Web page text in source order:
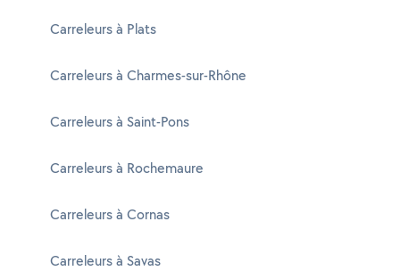
Carreleurs à Plats
Carreleurs à Charmes-sur-Rhône
Carreleurs à Saint-Pons
Carreleurs à Rochemaure
Carreleurs à Cornas
Carreleurs à Savas